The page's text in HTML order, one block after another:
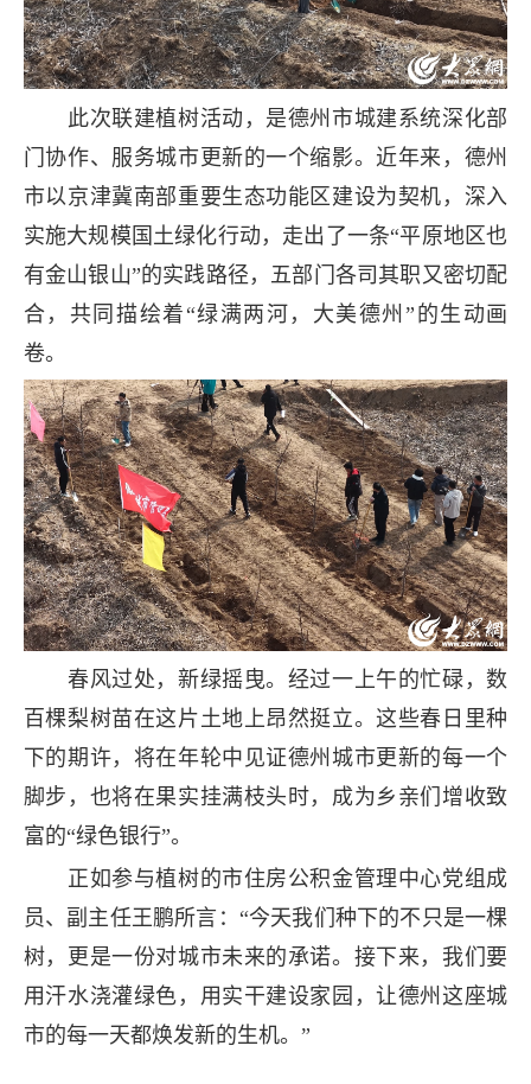
此次联建植树活动，是德州市城建系统深化部
门协作、服务城市更新的一个缩影。近年来，德州
市以京津冀南部重要生态功能区建设为契机，深入
实施大规模国土绿化行动，走出了一条“平原地区也
有金山银山”的实践路径，五部门各司其职又密切配
合，共同描绘着“绿满两河，大美德州”的生动画
卷。
春风过处，新绿摇曳。经过一上午的忙碌，数
百棵梨树苗在这片土地上昂然挺立。这些春日里种
下的期许，将在年轮中见证德州城市更新的每一个
脚步，也将在果实挂满枝头时，成为乡亲们增收致
富的“绿色银行”。
正如参与植树的市住房公积金管理中心党组成
员、副主任王鹏所言：“今天我们种下的不只是一棵
树，更是一份对城市未来的承诺。接下来，我们要
用汗水浇灌绿色，用实干建设家园，让德州这座城
市的每一天都焕发新的生机。”